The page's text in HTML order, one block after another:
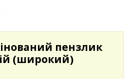
пензлик
(широкий)